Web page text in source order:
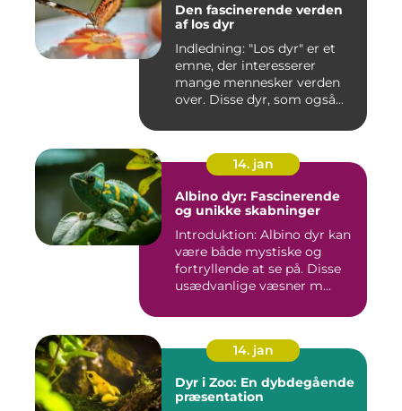
Den fascinerende verden
af los dyr
Indledning: "Los dyr" er et
emne, der interesserer
mange mennesker verden
over. Disse dyr, som også...
14. jan
Albino dyr: Fascinerende
og unikke skabninger
Introduktion: Albino dyr kan
være både mystiske og
fortryllende at se på. Disse
usædvanlige væsner m...
14. jan
Dyr i Zoo: En dybdegående
præsentation